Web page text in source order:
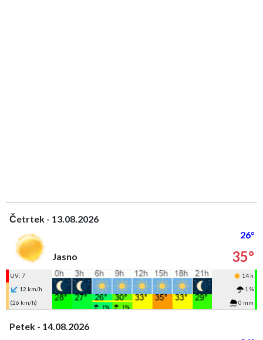
Četrtek - 13.08.2026
26°
Jasno
35°
UV: 7
14 h
12 km/h
1 %
(26 km/h)
0 mm
Petek - 14.08.2026